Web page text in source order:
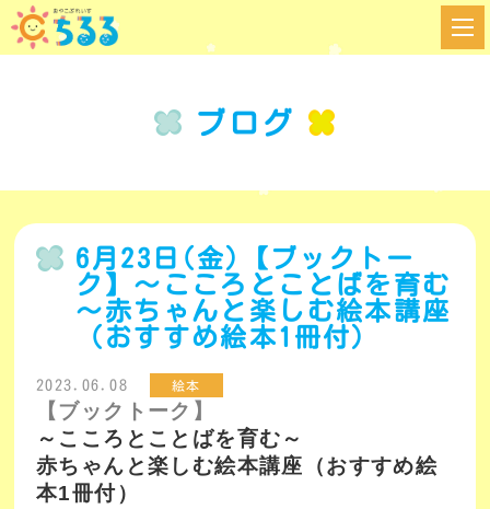
ブログ
6月23日(金)【ブックトー
ク】～こころとことばを育む
～赤ちゃんと楽しむ絵本講座
（おすすめ絵本1冊付）
2023.06.08 絵本
【ブックトーク】
～こころとことばを育む～
赤ちゃんと楽しむ絵本講座（おすすめ絵
本1冊付）